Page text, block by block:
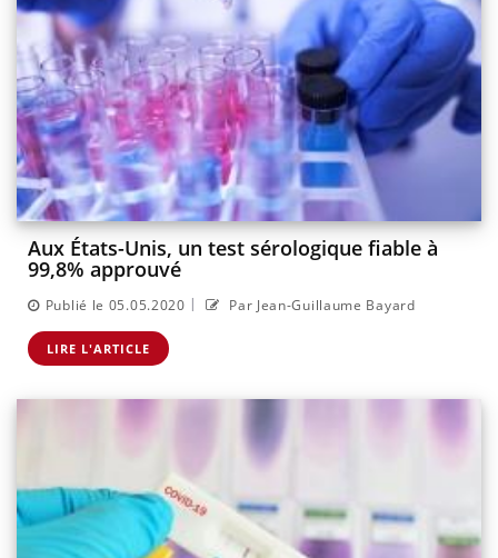
Aux États-Unis, un test sérologique fiable à
99,8% approuvé
Publié le 05.05.2020 | Par Jean-Guillaume Bayard
LIRE L'ARTICLE